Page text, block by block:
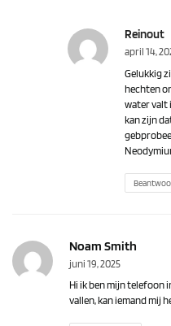
Reinout
april 14,
Gelukkig
hechten
water valt
kan zijn
Noam Smith
juni 19, 2025
Hi ik ben mijn telefoon
vallen, kan iemand mij